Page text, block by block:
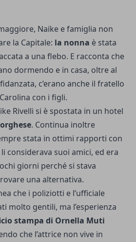
Naike e famiglia non
la Capitale: la nonna è stata
a una flebo. E racconta che
dormendo e in casa, oltre al
c’erano anche il fratello
con i figli.
Rivelli si è spostata in un hotel
. Continua inoltre
stata in ottimi rapporti con
considerava suoi amici, ed era
giorni perché si stava
una alternativa.
che i poliziotti e l’ufficiale
molto gentili, ma l’esperienza
stampa di Ornella Muti
che l’attrice non vive in